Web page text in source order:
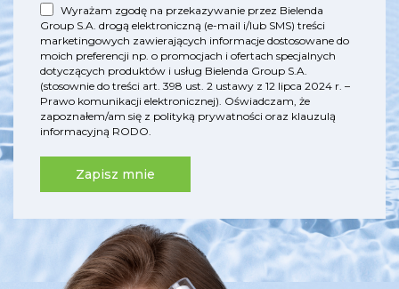
Wyrażam zgodę na przekazywanie przez Bielenda
Group S.A. drogą elektroniczną (e-mail i/lub SMS) treści
marketingowych zawierających informacje dostosowane do
moich preferencji np. o promocjach i ofertach specjalnych
dotyczących produktów i usług Bielenda Group S.A.
(stosownie do treści art. 398 ust. 2 ustawy z 12 lipca 2024 r. –
Prawo komunikacji elektronicznej). Oświadczam, że
zapoznałem/am się z polityką prywatności oraz klauzulą
informacyjną RODO.
Zapisz mnie